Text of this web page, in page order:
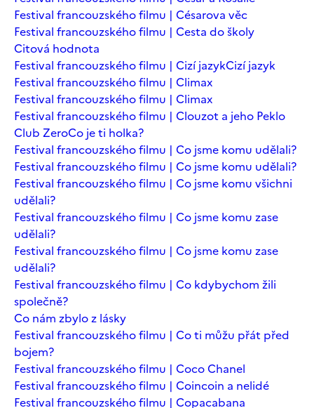
Festival francouzského filmu | Césarova věc
Festival francouzského filmu | Cesta do školy
Citová hodnota
Festival francouzského filmu | Cizí jazykCizí jazyk
Festival francouzského filmu | Climax
Festival francouzského filmu | Climax
Festival francouzského filmu | Clouzot a jeho Peklo
Club ZeroCo je ti holka?
Festival francouzského filmu | Co jsme komu udělali?
Festival francouzského filmu | Co jsme komu udělali?
Festival francouzského filmu | Co jsme komu všichni
udělali?
Festival francouzského filmu | Co jsme komu zase
udělali?
Festival francouzského filmu | Co jsme komu zase
udělali?
Festival francouzského filmu | Co kdybychom žili
společně?
Co nám zbylo z lásky
Festival francouzského filmu | Co ti můžu přát před
bojem?
Festival francouzského filmu | Coco Chanel
Festival francouzského filmu | Coincoin a nelidé
Festival francouzského filmu | Copacabana